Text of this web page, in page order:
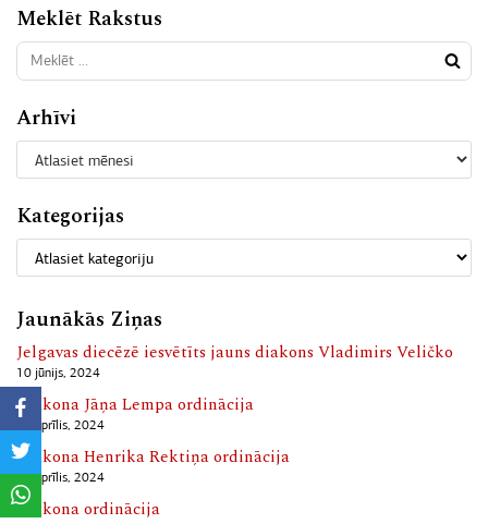
Meklēt Rakstus
Arhīvi
Kategorijas
Jaunākās Ziņas
Jelgavas diecēzē iesvētīts jauns diakons Vladimirs Veličko
10 jūnijs, 2024
Diakona Jāņa Lempa ordinācija
13 aprīlis, 2024
Diakona Henrika Rektiņa ordinācija
13 aprīlis, 2024
Diakona ordinācija